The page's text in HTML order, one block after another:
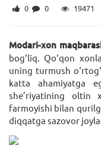
0 0 19471
Modari-xon
bog‘liq. Qo‘qon
uning turmush
katta ahamiyatga
she’riyatining oltin
farmoyishi bilan
diqqatga sazovor